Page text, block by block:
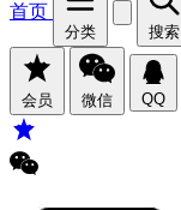
首页
分类 搜索
会员 微信 QQ